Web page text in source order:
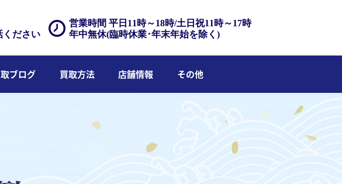
営業時間 平日11時～18時/土日祝11時～17時
年中無休(臨時休業･年末年始を除く)
ください
ブログ 買取方法 店舗情報 その他